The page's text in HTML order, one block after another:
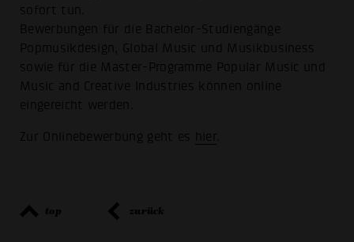
sofort tun.
Bewerbungen für die Bachelor-Studiengänge
Popmusikdesign, Global Music und Musikbusiness
sowie für die Master-Programme Popular Music und
Music and Creative Industries können online
eingereicht werden.
Zur Onlinebewerbung geht es hier
top zurück